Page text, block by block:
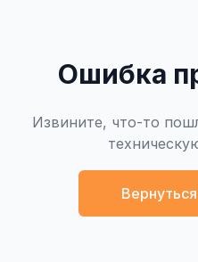
Ошибка
Извините, что-то